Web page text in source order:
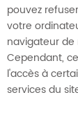
pouvez
votre
navigateur
Cependant,
l'accès à
services du